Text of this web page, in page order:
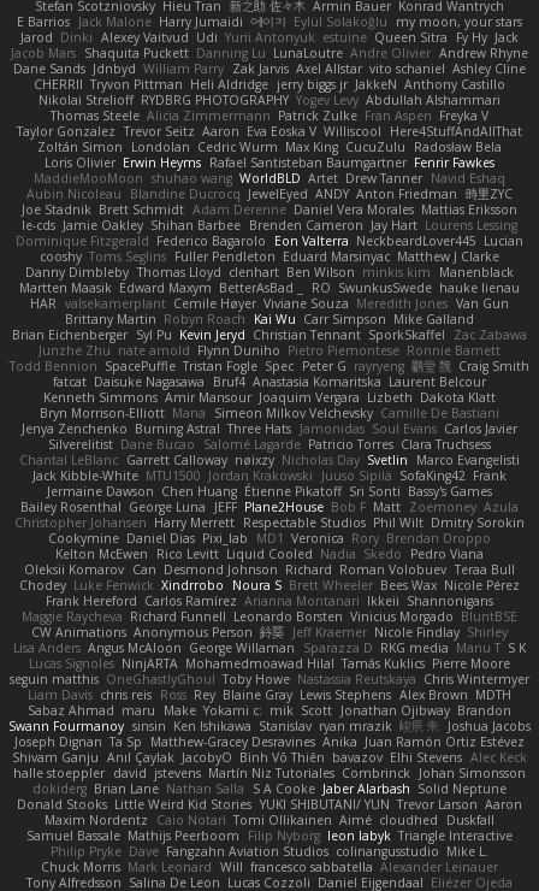
Stefan Scotzniovsky Hieu Tran 新之助 佐々木 Armin Bauer Konrad Wantrych
E Barrios Jack Malone Harry Jumaidi 에이지 Eylül Solakoğlu
my moon, your stars
Jarod Dinki Alexey Vaitvud Udi Yurii Antonyuk estuine Queen Sitra Fy Hy Jack
Jacob Mars Shaquita Puckett Danning Lu LunaLoutre Andre Olivier Andrew Rhyne
Dane Sands Jdnbyd William Parry Zak Jarvis Axel Allstar vito schaniel Ashley Cline
CHERRII Tryvon Pittman Heli Aldridge jerry biggs jr JakkeN Anthony Castillo
Nikolai Strelioff RYDBRG PHOTOGRAPHY Yogev Levy Abdullah Alshammari
Thomas Steele Alicia Zimmermann Patrick Zulke Fran Aspen Freyka V
Taylor Gonzalez Trevor Seitz Aaron Eva Eoska V Williscool
Here4StuffAndAllThat
Zoltán Simon
Londolan Cedric Wurm Max King CucuZulu
Radosław Bela
Loris Olivier Erwin Heyms Rafael Santisteban Baumgartner Fenrir Fawkes
MaddieMooMoon shuhao wang WorldBLD Artet Drew Tanner Navid Eshaq
Aubin Nicoleau
Blandine Ducrocq JewelEyed ANDY Anton Friedman 時里ZYC
Joe Stadnik Brett Schmidt Adam Derenne Daniel Vera Morales Mattias Eriksson
le-cds Jamie Oakley Shihan Barbee Brenden Cameron Jay Hart Lourens Lessing
Dominique Fitzgerald Federico Bagarolo Eon Valterra NeckbeardLover445 Lucian
cooshy Toms Seglins Fuller Pendleton Eduard Marsinyac Matthew J Clarke
Danny Dimbleby Thomas Lloyd clenhart Ben Wilson minkis kim
Manenblack
Martten Maasik Edward Maxym BetterAsBad _ RO SwunkusSwede hauke lienau
HAR valsekamerplant Cemile Høyer Viviane Souza Meredith Jones Van Gun
Brittany Martin Robyn Roach Kai Wu Carr Simpson Mike Galland
Brian Eichenberger Syl Pu Kevin Jeryd Christian Tennant SporkSkaffel
Zac Zabawa
Junzhe Zhu nate arnold Flynn Duniho Pietro Piemontese Ronnie Barnett
Todd Bennion SpacePuffle Tristan Fogle Spec Peter G rayryeng 鸝瑩 魏 Craig Smith
fatcat Daisuke Nagasawa Bruf4 Anastasia Komaritska Laurent Belcour
Kenneth Simmons Amir Mansour Joaquim Vergara Lizbeth Dakota Klatt
Bryn Morrison-Elliott Mana Simeon Milkov Velchevsky Camille De Bastiani
Jenya Zenchenko Burning Astral Three Hats Jamonidas Soul Evans Carlos Javier
Silverelitist Dane Bucao Salomé Lagarde Patricio Torres Clara Truchsess
Chantal LeBlanc Garrett Calloway nøixzy Nicholas Day Svetlin
Marco Evangelisti
Jack Kibble-White MTU1500 Jordan Krakowski Juuso Sipilä SofaKing42 Frank
Jermaine Dawson Chen Huang Étienne Pikatoff Sri Sonti Bassy's Games
Bailey Rosenthal George Luna JEFF Plane2House Bob F Matt Zoemoney Azula
Christopher Johansen Harry Merrett Respectable Studios Phil Wilt Dmitry Sorokin
Cookymine Daniel Dias Pixi_lab MD1 Veronica Rory Brendan Droppo
Kelton McEwen
Rico Levitt Liquid Cooled Nadia Skedo
Pedro Viana
Oleksii Komarov Can Desmond Johnson Richard Roman Volobuev Teraa Bull
Chodey Luke Fenwick Xindrrobo Noura S Brett Wheeler Bees Wax Nicole Pérez
Frank Hereford Carlos Ramírez Arianna Montanari Ikkeii Shannonigans
Maggie Raycheva Richard Funnell Leonardo Borsten Vinicius Morgado BluntBSE
CW Animations Anonymous Person 鈴葵 Jeff Kraemer Nicole Findlay Shirley
Lisa Anders Angus McAloon George Willaman Sparazza D RKG media Manu T S K
Lucas Signoles NinjARTA Mohamedmoawad Hilal Tamás Kuklics Pierre Moore
seguin matthis OneGhastlyGhoul Toby Howe Nastassia Reutskaya Chris Wintermyer
Liam Davis chris reis Ross Rey Blaine Gray Lewis Stephens Alex Brown MDTH
Sabaz Ahmad maru Make Yokami c: mik Scott Jonathan Ojibway Brandon
Swann Fourmanoy sinsin Ken Ishikawa Stanislav ryan mrazik 峻辰 朱 Joshua Jacobs
Joseph Dignan Ta Sp Matthew-Gracey Desravines Anika Juan Ramón Ortiz Estévez
Shivam Ganju Anıl Çaylak JacobyO Bình Võ Thiên bavazov Elhi Stevens Alec Keck
halle stoeppler david jstevens Martín Niz Tutoriales Combrinck Johan Simonsson
dokiderg Brian Lane Nathan Salla S A Cooke Jaber Alarbash Solid Neptune
Donald Stooks Little Weird Kid Stories YUKI SHIBUTANI/ YUN Trevor Larson Aaron
Maxim Nordentz
Caio Notari Tomi Ollikainen Aimé cloudhed
Duskfall
Samuel Bassale Mathijs Peerboom Filip Nyborg leon labyk Triangle Interactive
Philip Pryke Dave Fangzahn Aviation Studios colinangusstudio Mike L.
Chuck Morris Mark Leonard Will francesco sabbatella Alexander Leinauer
Tony Alfredsson Salina De Leon Lucas Cozzoli Daniel Eijgendaal Eliézer Ojeda